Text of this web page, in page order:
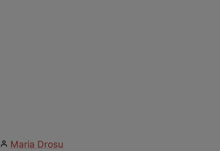
Maria Drosu